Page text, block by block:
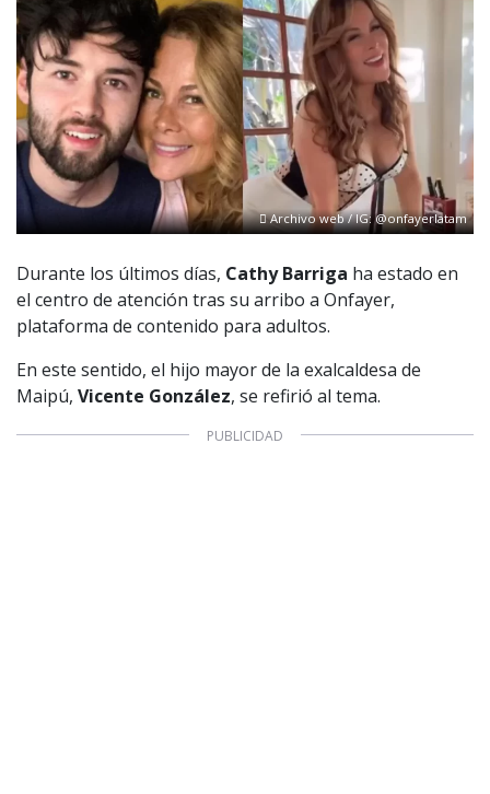
Archivo web / IG: @onfayerlatam
Durante los últimos días, Cathy Barriga ha estado en
el centro de atención tras su arribo a Onfayer,
plataforma de contenido para adultos.
En este sentido, el hijo mayor de la exalcaldesa de
Maipú, Vicente González, se refirió al tema.